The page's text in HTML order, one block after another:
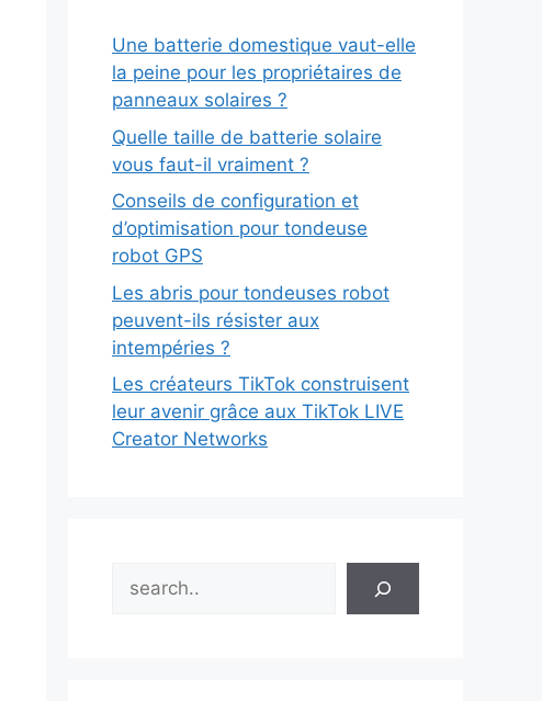
Une batterie domestique vaut-elle
la peine pour les propriétaires de
panneaux solaires ?
Quelle taille de batterie solaire
vous faut-il vraiment ?
Conseils de configuration et
d’optimisation pour tondeuse
robot GPS
Les abris pour tondeuses robot
peuvent-ils résister aux
intempéries ?
Les créateurs TikTok construisent
leur avenir grâce aux TikTok LIVE
Creator Networks